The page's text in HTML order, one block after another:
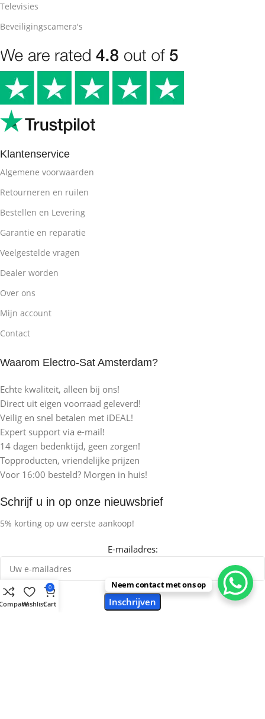
Televisies
Beveiligingscamera's
Klantenservice
Algemene voorwaarden
Retourneren en ruilen
Bestellen en Levering
Garantie en reparatie
Veelgestelde vragen
Dealer worden
Over ons
Mijn account
Contact
Waarom Electro-Sat Amsterdam?
Echte kwaliteit, alleen bij ons!
Direct uit eigen voorraad geleverd!
Veilig en snel betalen met iDEAL!
Expert support via e-mail!
14 dagen bedenktijd, geen zorgen!
Topproducten, vriendelijke prijzen
Voor 16:00 besteld? Morgen in huis!
Schrijf u in op onze nieuwsbrief
5% korting op uw eerste aankoop!
E-mailadres:
Neem contact met ons op
Wishlist
0
Cart